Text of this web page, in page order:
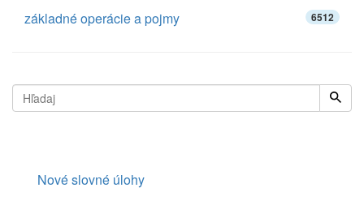
základné operácie a pojmy 6512
Nové slovné úlohy